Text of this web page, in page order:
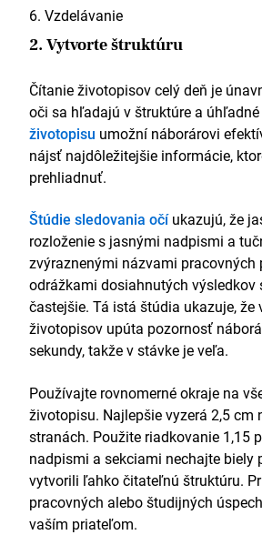
Certifikácie
MCSA: Windows 10
Jazyky
Konverzačná francúzština
Kľúčové zručnosti
Windows 10
Linux
Servisné centrum Jira
TOPdesk
Kreatívne myslenie
Vzdelávanie
2. Vytvorte štruktúru
Čítanie životopisov celý deň je
oči sa hľadajú v štruktúre a úhľadné
životopisu umožní náborárovi
nájsť najdôležitejšie informácie,
prehliadnuť.
Štúdie sledovania očíukazujú, že
rozloženie s jasnými nadpismi a
zvýraznenými názvami pracovných
odrážkami dosiahnutých výsledkov
častejšie. Tá istá štúdia ukazuje, že
životopisov upúta pozornosť
sekundy, takže v stávke je veľa.
Používajte rovnomerné okraje na
životopisu. Najlepšie vyzerá 2,5 cm
stranách. Použite riadkovanie 1,15
nadpismi a sekciami nechajte biely
vytvorili ľahko čitateľnú štruktúru.
pracovných alebo študijných
vaším priateľom.